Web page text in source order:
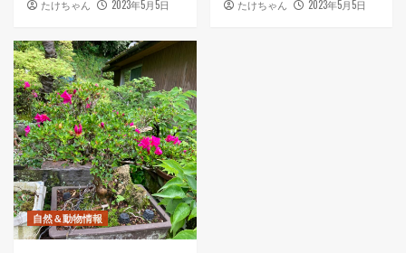
たけちゃん 2023年5月5日 たけちゃん 2023年5月5日
自然＆動物情報